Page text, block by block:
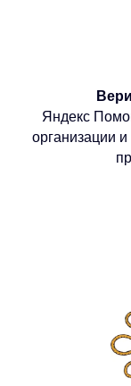
Яндекс
организации